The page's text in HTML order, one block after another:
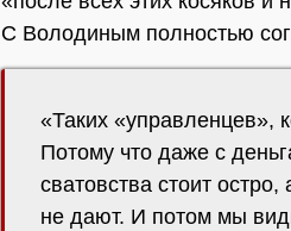
С Володиным полностью
«Таких «управленцев»,
Потому что даже с
сватовства стоит
не дают. И потом мы